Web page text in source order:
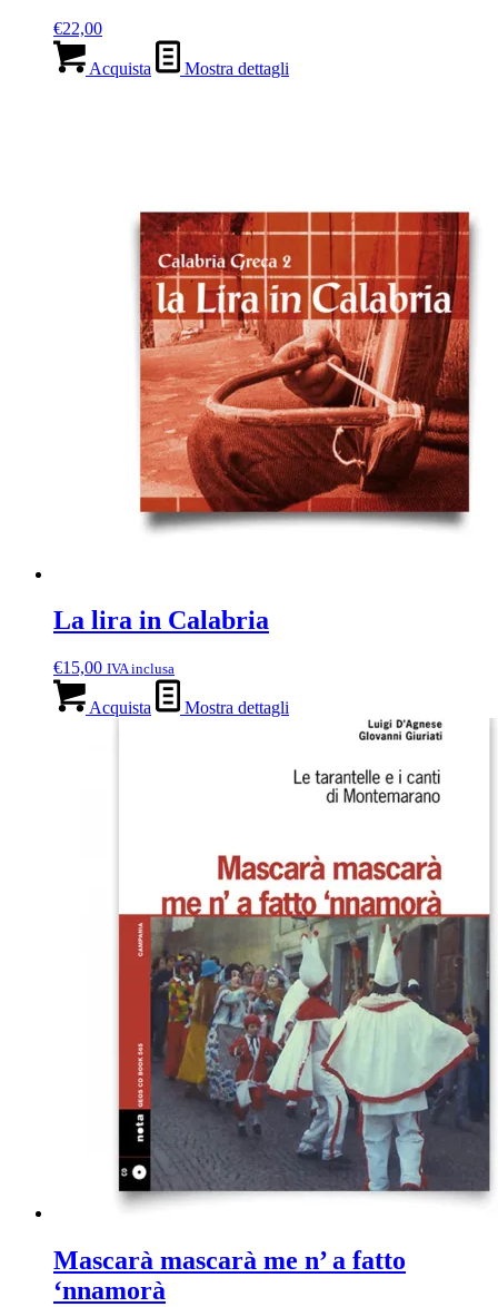
€22,00
Acquista Mostra dettagli
La lira in Calabria
€15,00 IVA inclusa
Acquista Mostra dettagli
Mascarà mascarà me n’ a fatto
‘nnamorà